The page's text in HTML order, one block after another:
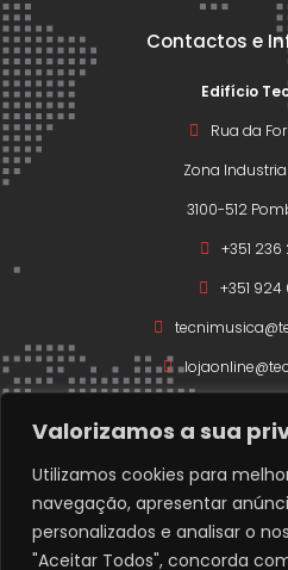
Valorizamos a sua
Utilizamos cookies para
navegação, apresentar
personalizados e analisar o
"Aceitar Todos", concorda
Contactos e
Edifício
Rua da
Zona
3100-512
+351 236
+351 924
Copyright © 2026 – Todos
Developed with ❤️ by